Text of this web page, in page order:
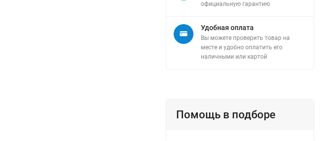
официальную гарантию
Удобная оплата
Вы можете проверить товар на
месте и удобно оплатить его
наличными или картой
Помощь в подборе